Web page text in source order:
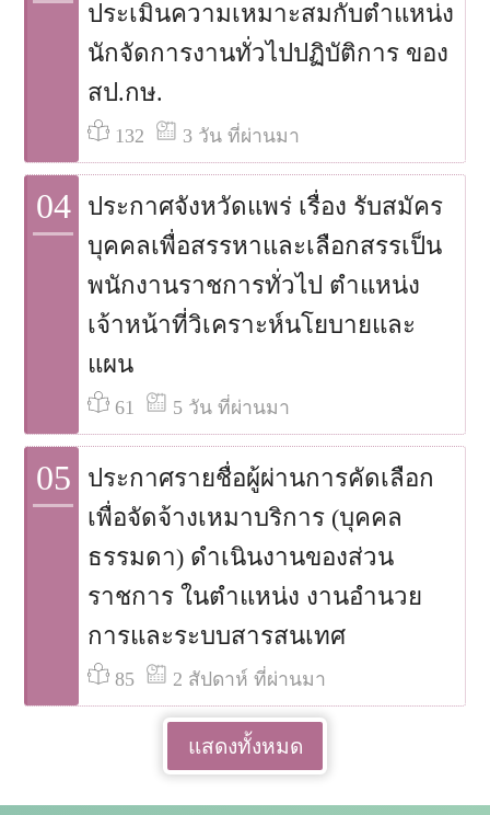
ประเมินความเหมาะสมกับตำแหน่ง
นักจัดการงานทั่วไปปฏิบัติการ ของ
สป.กษ.
132 3 วัน ที่ผ่านมา
04
ประกาศจังหวัดแพร่ เรื่อง รับสมัคร
บุคคลเพื่อสรรหาและเลือกสรรเป็น
พนักงานราชการทั่วไป ตำแหน่ง
เจ้าหน้าที่วิเคราะห์นโยบายและ
แผน
61 5 วัน ที่ผ่านมา
05
ประกาศรายชื่อผู้ผ่านการคัดเลือก
เพื่อจัดจ้างเหมาบริการ (บุคคล
ธรรมดา) ดำเนินงานของส่วน
ราชการ ในตำแหน่ง งานอำนวย
การและระบบสารสนเทศ
85 2 สัปดาห์ ที่ผ่านมา
แสดงทั้งหมด